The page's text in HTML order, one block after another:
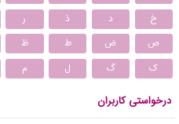
خ
د ذ ر
ص
ض ط ظ
ک
گ ل م
درخواستی کاربران